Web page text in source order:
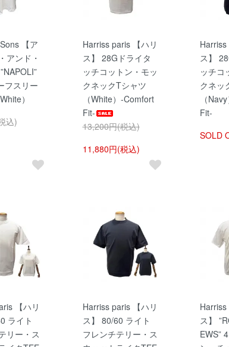
【ア
アンド・
フスリー
）
込)
Harriss paris 【ハリ
ス】 28Gドライタ
ッチコットン・モッ
クネックTシャツ
（White）-Comfort
Fit-
13,200円(税込)
11,880円(税込)
ス】
ッチコ
クネッ
（
Fit-
SOLD
【ハリ
ライト
リー・ス
Harriss paris 【ハリ
ス】 80/60 ライト
フレンチテリー・ス
ス】
EWS”